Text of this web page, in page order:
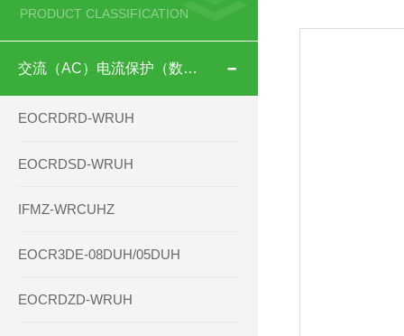
PRODUCT CLASSIFICATION
交流（AC）电流保护（数码型）
EOCRDRD-WRUH
EOCRDSD-WRUH
IFMZ-WRCUHZ
EOCR3DE-08DUH/05DUH
EOCRDZD-WRUH